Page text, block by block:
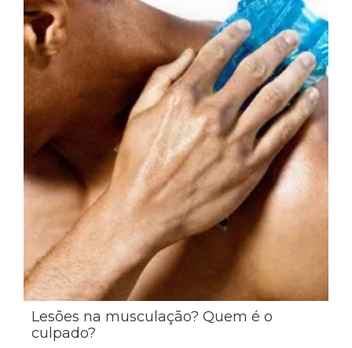
Lesões na musculação? Quem é o
culpado?